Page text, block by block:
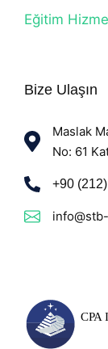
Eğitim
Bize Ulaşın
Maslak
No: 61
+90